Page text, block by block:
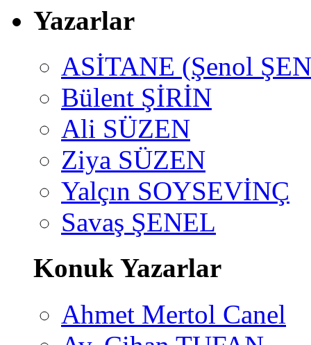
Yazarlar
ASİTANE (Şenol
Bülent ŞİRİN
Ali SÜZEN
Ziya SÜZEN
Yalçın SOYSEVİNÇ
Savaş ŞENEL
Konuk Yazarlar
Ahmet Mertol Canel